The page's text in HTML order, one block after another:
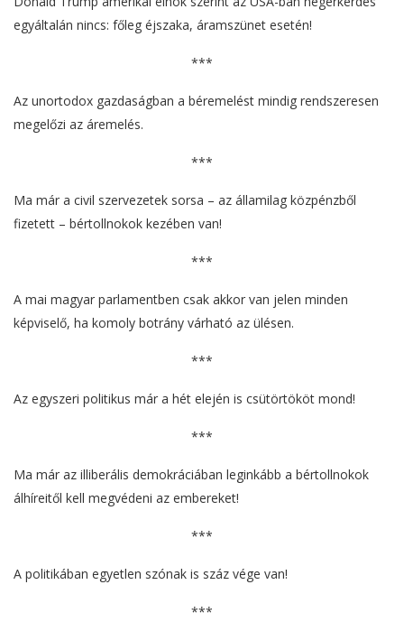
egyáltalán nincs: főleg éjszaka, áramszünet esetén!
***
Az unortodox gazdaságban a béremelést mindig rendszeresen
megelőzi az áremelés.
***
Ma már a civil szervezetek sorsa – az államilag közpénzből
fizetett – bértollnokok kezében van!
***
A mai magyar parlamentben csak akkor van jelen minden
képviselő, ha komoly botrány várható az ülésen.
***
Az egyszeri politikus már a hét elején is csütörtököt mond!
***
Ma már az illiberális demokráciában leginkább a bértollnokok
álhíreitől kell megvédeni az embereket!
***
A politikában egyetlen szónak is száz vége van!
***